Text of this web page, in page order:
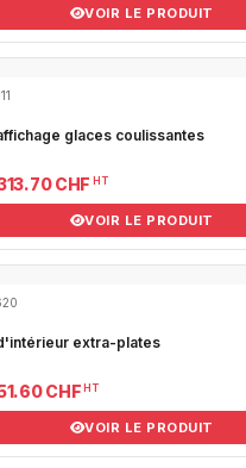
VOIR LE PRODUIT
glaces coulissantes
CHF HT
VOIR LE PRODUIT
extra-plates
CHF HT
VOIR LE PRODUIT